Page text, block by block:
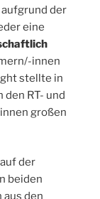
der
eine
innen
stellte in
RT- und
großen
auf der
beiden
aus den